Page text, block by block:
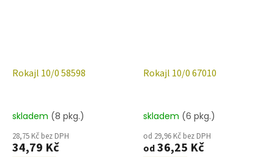
Rokajl 10/0 58598
skladem (8 pkg.)
28,75 Kč bez DPH
34,79 Kč
Rokajl 10/0 67010
skladem (6 pkg.)
od 29,96 Kč bez DPH
od36,25 Kč